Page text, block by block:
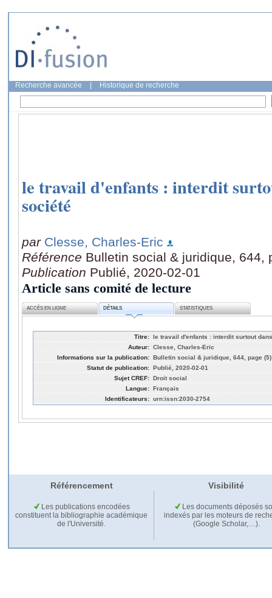
Recherche avancée Historique de recherche
le travail d'enfants : interdit
société
par Clesse, Charles-Eric
Référence Bulletin social & juridique, 644,
Publication Publié, 2020-02-01
Article sans comité de lecture
ACCÈS EN LIGNE DÉTAILS STATISTIQUES
Titre: le travail d'enfants : interdit surtout
Auteur: Clesse, Charles-Eric
Informations sur la publication: Bulletin social & juridique, 644, page (5)
Statut de publication: Publié, 2020-02-01
Sujet CREF: Droit social
Langue: Français
Identificateurs: urn:issn:2030-2754
Référencement Visibilité
Les publications encodées
constituent la bibliographie académique
de l'Université.
Les documents déposés
indexés par les moteurs de
(Google Scholar,…).